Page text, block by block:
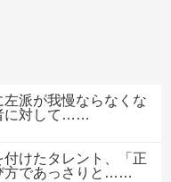
派が我慢ならなくな
に対して……
けたタレント、「正
方であっさりと……